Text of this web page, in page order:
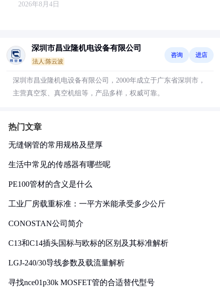
2026年8月4日
深圳市昌业隆机电设备有限公司
法人:陈云波
咨询 进店
深圳市昌业隆机电设备有限公司，2000年成立于广东省深圳市，
主营真空泵、真空机组等，产品多样，权威可靠。
热门文章
无缝钢管的常用规格及壁厚
生活中常见的传感器有哪些呢
PE100管材的含义是什么
工业厂房载重标准：一平方米能承受多少公斤
CONOSTAN公司简介
C13和C14插头国标与欧标的区别及其标准解析
LGJ-240/30导线参数及载流量解析
寻找nce01p30k MOSFET管的合适替代型号